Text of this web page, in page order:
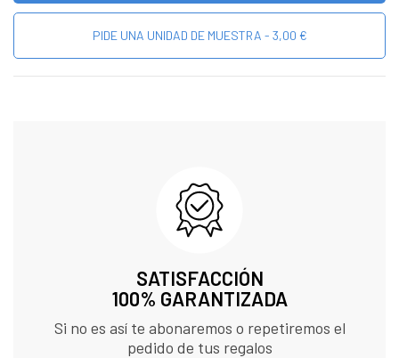
PIDE UNA UNIDAD DE MUESTRA - 3,00 €
SATISFACCIÓN
100% GARANTIZADA
Si no es así te abonaremos o repetiremos el
pedido de tus regalos